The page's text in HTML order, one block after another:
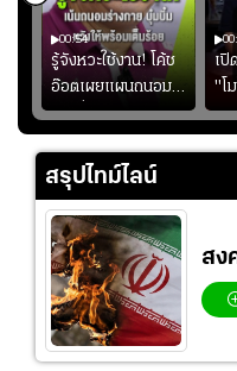
00:54
รู้จังหวะใช้งาน! โค้ช
อ๊อตเผยแผนถนอม
“บุ๋มบิ๋ม” เพื่อรักษา
ร่างกายให้พร้อมที่สุด
เปิ
"โ
ย้า
ปอ
สรุปไทม์ไลน์
สง